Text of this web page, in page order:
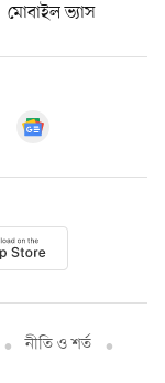
মোবাইল ভ্যাস
নীতি ও শর্ত